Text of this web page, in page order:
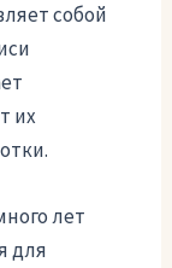
собой
их
лет
для